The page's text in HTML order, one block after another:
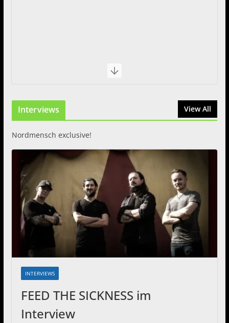
Interviews View All
Nordmensch exclusive!
INTERVIEWS
FEED THE SICKNESS im
Interview